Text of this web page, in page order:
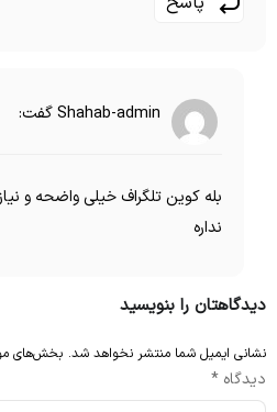
Shahab-adminگفت:
بله کوین تلگراف خیلی واضحه و
نداره
دیدگاهتان را بنویسید
نشانی ایمیل شما منتشر نخواهد شد. بخش‌های
دیدگاه *